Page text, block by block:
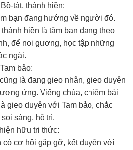
tát, thánh hiền:
bạn đang hướng về người đó.
hiền là tâm bạn đang theo
để noi gương, học tập những
ngài.
bảo:
là đang gieo nhân, gieo duyên
ứng. Viếng chùa, chiêm bái
gieo duyên với Tam bảo, chắc
sáng, hộ trì.
hữu tri thức:
có cơ hội gặp gỡ, kết duyên với